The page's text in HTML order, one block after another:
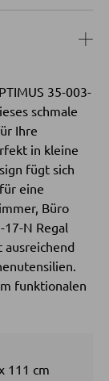
35-003-
schmale
Ihre
in kleine
fügt sich
eine
Büro
17-N Regal
funktionalen
111 cm